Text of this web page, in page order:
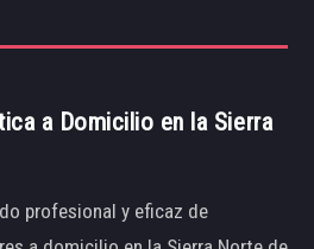
a Domicilio en la Sierra
profesional y eficaz de